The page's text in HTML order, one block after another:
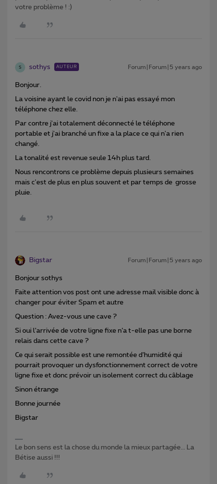
votre problème ! :)
S sothys AUTEUR Forum|Forum|5 years ago
Bonjour.
La voisine ayant le covid non je n'ai pas essayé mon
téléphone chez elle.
Par contre j'ai totalement déconnecté le téléphone
portable et j'ai branché un fixe a la place ce qui n'a rien
changé.
La tonalité est revenue seule 14h plus tard.
Nous rencontrons ce problème depuis plusieurs semaines
mais c'est de plus en plus souvent et par temps de grosse
pluie.
Bigstar Forum|Forum|5 years ago
Bonjour sothys
Faite attention vos post ont une adresse mail visible donc à
changer pour éviter Spam et autre
Question : Avez-vous une cave ?
Si oui l’arrivée de votre ligne fixe n’a t-elle pas une borne
relais dans cette cave ?
Ce qui serait possible est une remontée d’humidité qui
pourrait provoquer un dysfonctionnement correct de votre
ligne fixe et donc prévoir un isolement correct du câblage
Sinon étrange
Bonne journée
Bigstar
Le bon sens est la chose du monde la mieux partagée... La
Bétise aussi !!!